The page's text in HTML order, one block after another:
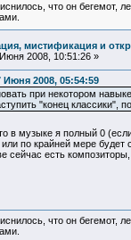
что он бегемот,
мистификация и
2008, 10:51:26 »
Июня 2008, 05:54:59
при некотором
"конец классики",
в музыке я полный 0
по крайней мере будет
сейчас есть
что он бегемот,